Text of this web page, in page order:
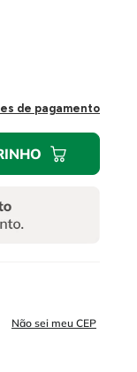
de pagamento
Não sei meu CEP